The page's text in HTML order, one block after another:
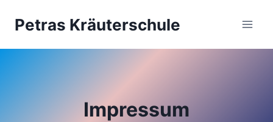
InhaltPetras Kräuterschule
Impressum